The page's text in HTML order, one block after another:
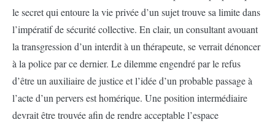
le secret qui entoure la vie privée d’un sujet trouve sa limite dans
l’impératif de sécurité collective. En clair, un consultant avouant
la transgression d’un interdit à un thérapeute, se verrait dénoncer
à la police par ce dernier. Le dilemme engendré par le refus
d’être un auxiliaire de justice et l’idée d’un probable passage à
l’acte d’un pervers est homérique. Une position intermédiaire
devrait être trouvée afin de rendre acceptable l’espace